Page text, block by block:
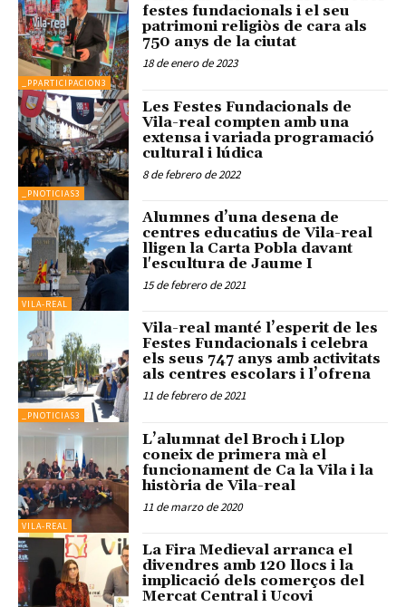
_PPARTICIPACION3
festes fundacionals i el seu
patrimoni religiòs de cara als
750 anys de la ciutat
18 de enero de 2023
_PNOTICIAS3
Les Festes Fundacionals de
Vila-real compten amb una
extensa i variada programació
cultural i lúdica
8 de febrero de 2022
VILA-REAL
Alumnes d’una desena de
centres educatius de Vila-real
lligen la Carta Pobla davant
l'escultura de Jaume I
15 de febrero de 2021
_PNOTICIAS3
Vila-real manté l’esperit de les
Festes Fundacionals i celebra
els seus 747 anys amb activitats
als centres escolars i l’ofrena
11 de febrero de 2021
VILA-REAL
L’alumnat del Broch i Llop
coneix de primera mà el
funcionament de Ca la Vila i la
història de Vila-real
11 de marzo de 2020
La Fira Medieval arranca el
divendres amb 120 llocs i la
implicació dels comerços del
Mercat Central i Ucovi